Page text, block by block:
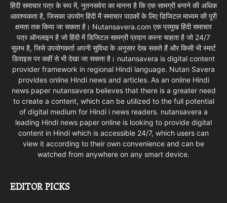
हिंदी समाचार पत्र के रूप में, नूतनसवेरा का मानना है कि एक सामग्री बनाने की अधिक
आवश्यकता है, जिसका उपयोग हिंदी मैं समाचार पाठकों के लिए डिजिटल माध्यम की पूरी
क्षमता तक किया जा सकता है। Nutansavera.com एक प्रमुख हिंदी समाचार
पत्र ऑनलाइन है जो हिंदी में डिजिटल सामग्री प्रदान करना चाहता है जो 24/7
सुलभ है, जिसे उपयोगकर्ता अपनी सुविधा के अनुसार देख सकते हैं और किसी भी स्मार्ट
डिवाइस पर कहीं से भी देखा जा सकता है। nutansavera is digital content
provider framework in regional Hindi language. Nutan Savera
provides online Hindi news and articles. As an online Hindi
news paper nutansavera believes that there is a greater need
to create a content, which can be utilized to the full potential
of digital medium for Hindi i news readers. nutansavera a
leading Hindi news paper online is looking to provide digital
content in Hindi which is accessible 24/7, which users can
view it according to their own convenience and can be
watched from anywhere on any smart device.
EDITOR PICKS